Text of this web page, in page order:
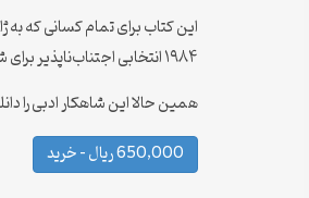
این کتاب برای تمام کسانی که به
۱۹۸۴ انتخابی اجتناب‌ناپذیر برای شماست.
همین حالا این شاهکار ادبی را
650,000 ریال – خرید